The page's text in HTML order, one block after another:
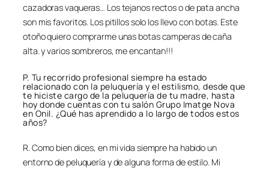
cazadoras vaqueras… Los tejanos rectos o de pata ancha
son mis favoritos. Los pitillos solo los llevo con botas. Este
otoño quiero comprarme unas botas camperas de caña
alta. y varios sombreros, me encantan!!!
P. Tu recorrido profesional siempre ha estado
relacionado con la peluquería y el estilismo, desde que
te hiciste cargo de la peluquería de tu madre, hasta
hoy donde cuentas con tu salón Grupo Imatge Nova
en Onil. ¿Qué has aprendido a lo largo de todos estos
años?
R. Como bien dices, en mi vida siempre ha habido un
entorno de peluquería y de alguna forma de estilo. Mi